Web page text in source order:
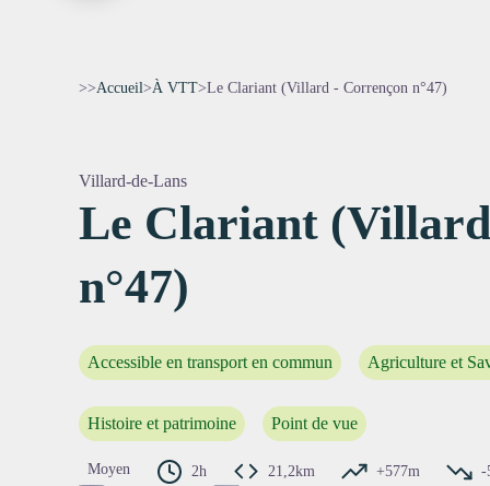
>>Accueil>À VTT>Le Clariant (Villard - Corrençon n°47)
Villard-de-Lans
Le Clariant
n°47)
Accessible en transport en commun Agriculture et
Histoire et patrimoine Point de vue
Moyen 2h 21,2km +577m -